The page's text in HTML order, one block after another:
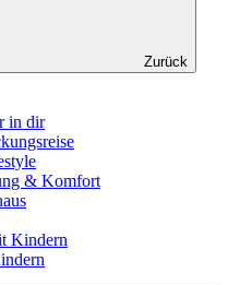
Zurück
in dir
& Komfort
Kindern